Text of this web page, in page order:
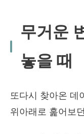
무거운
놓을 때
또다시 찾아온 데
위아래로 훑어보